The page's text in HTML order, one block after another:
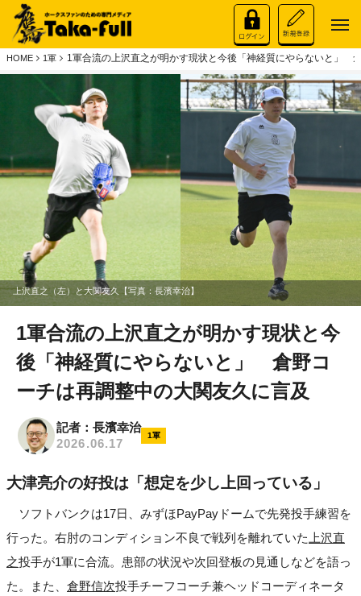
HOME 1軍 1軍合流の上沢直之が明かす現状と今後「神経質にやらないと」
上沢直之（左）と大関友久【写真：長濱幸治】
1軍合流の上沢直之が明かす現状と今
後「神経質にやらないと」 倉野コ
ーチは再調整中の大関友久に言及
記者：長濱幸治
2026.06.17
1軍
大津亮介の好投は「想定を少し上回っている」
ソフトバンクは17日、みずほPayPayドームで先発投手練習を
行った。右肘のコンディション不良で戦列を離れていた 上沢直
之投手が1軍に合流。患部の状況や次回登板の見通しなどを語っ
た。また、 倉野信次投手チーフコーチ兼ヘッドコーディネータ